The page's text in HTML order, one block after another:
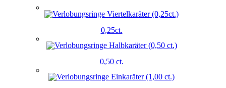
0,25ct.
0,50 ct.